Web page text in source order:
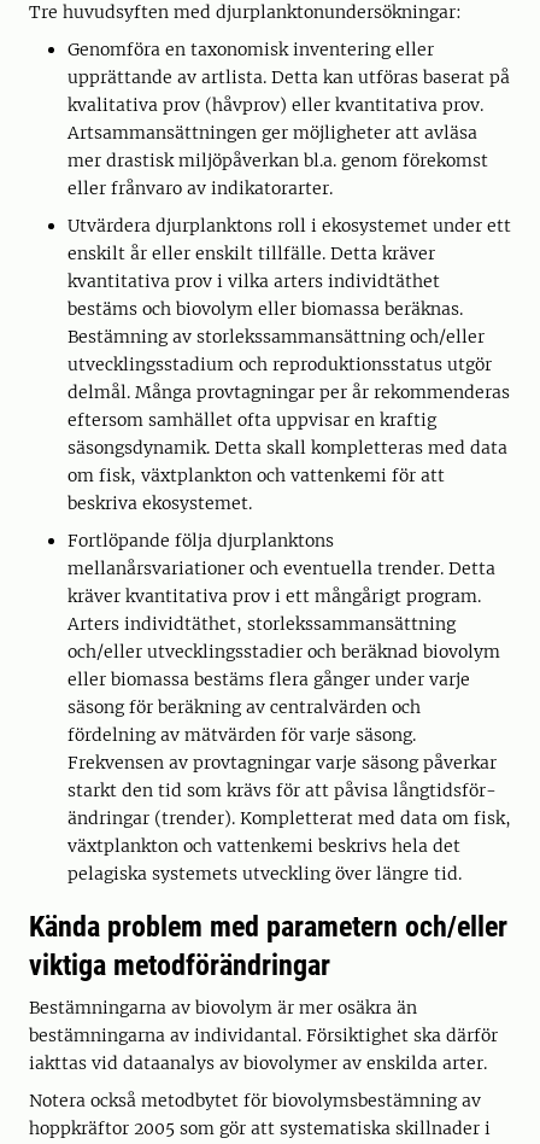
Tre huvudsyften med djurplanktonundersökningar:
Genomföra en taxonomisk inventering eller
upprättande av artlista. Detta kan utföras baserat på
kvalitativa prov (håvprov) eller kvantitativa prov.
Artsammansättningen ger möjligheter att avläsa
mer drastisk miljöpåverkan bl.a. genom förekomst
eller frånvaro av indikatorarter.
Utvärdera djurplanktons roll i ekosystemet under ett
enskilt år eller enskilt tillfälle. Detta kräver
kvantitativa prov i vilka arters individtäthet
bestäms och biovolym eller biomassa beräknas.
Bestämning av storlekssammansättning och/eller
utvecklingsstadium och reproduktionsstatus utgör
delmål. Många provtagningar per år rekommenderas
eftersom samhället ofta uppvisar en kraftig
säsongsdynamik. Detta skall kompletteras med data
om fisk, växtplankton och vattenkemi för att
beskriva ekosystemet.
Fortlöpande följa djurplanktons
mellanårsvariationer och eventuella trender. Detta
kräver kvantitativa prov i ett mång­årigt program.
Arters individtäthet, storlekssammansättning
och/eller utvecklingsstadier och beräknad biovolym
eller biomassa bestäms flera gånger under varje
säsong för beräkning av centralvärden och
fördelning av mätvärden för varje säsong.
Frekvensen av provtagningar varje säsong påverkar
starkt den tid som krävs för att påvisa lång­tids­för­
ändringar (trender). Kompletterat med data om fisk,
växtplankton och vattenkemi beskrivs hela det
pelagiska systemets utveckling över längre tid.
Kända problem med parametern och/eller
viktiga metodförändringar
Bestämningarna av biovolym är mer osäkra än
bestämningarna av individantal. Försiktighet ska därför
iakttas vid dataanalys av biovolymer av enskilda arter.
Notera också metodbytet för biovolymsbestämning av
hoppkräftor 2005 som gör att sys­tem­atiska skillnader i